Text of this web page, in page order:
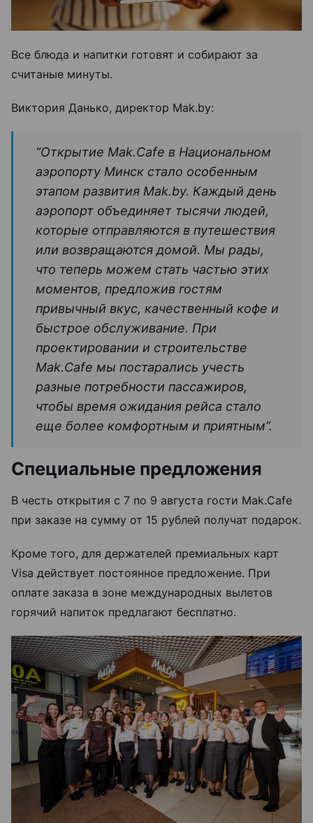
Все блюда и напитки готовят и собирают за
считаные минуты.
Виктория Данько, директор Mak.by:
“Открытие Mak.Cafe в Национальном
аэропорту Минск стало особенным
этапом развития Mak.by. Каждый день
аэропорт объединяет тысячи людей,
которые отправляются в путешествия
или возвращаются домой. Мы рады,
что теперь можем стать частью этих
моментов, предложив гостям
привычный вкус, качественный кофе и
быстрое обслуживание. При
проектировании и строительстве
Mak.Cafe мы постарались учесть
разные потребности пассажиров,
чтобы время ожидания рейса стало
еще более комфортным и приятным”.
Специальные предложения
В честь открытия с 7 по 9 августа гости Mak.Cafe
при заказе на сумму от 15 рублей получат подарок.
Кроме того, для держателей премиальных карт
Visa действует постоянное предложение. При
оплате заказа в зоне международных вылетов
горячий напиток предлагают бесплатно.